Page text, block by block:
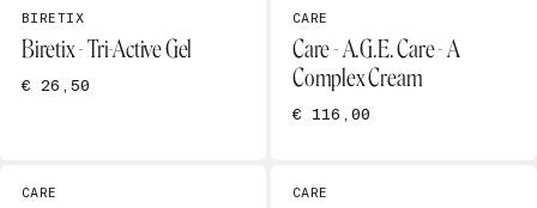
BIRETIX
Biretix - Tri-Active Gel
€ 26,50
CARE
Care - A.G.E. Care - A
Complex Cream
€ 116,00
CARE CARE